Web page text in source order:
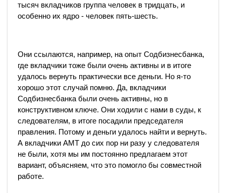
тысяч вкладчиков группа человек в тридцать, и
особенно их ядро - человек пять-шесть.
Они ссылаются, например, на опыт Содбизнесбанка,
где вкладчики тоже были очень активны и в итоге
удалось вернуть практически все деньги. Но я-то
хорошо этот случай помню. Да, вкладчики
Содбизнесбанка были очень активны, но в
конструктивном ключе. Они ходили с нами в суды, к
следователям, в итоге посадили председателя
правления. Потому и деньги удалось найти и вернуть.
А вкладчики АМТ до сих пор ни разу у следователя
не были, хотя мы им постоянно предлагаем этот
вариант, объясняем, что это помогло бы совместной
работе.